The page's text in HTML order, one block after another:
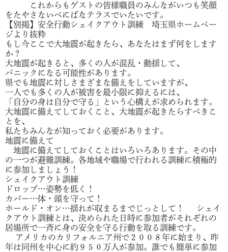
これからもゲストの皆様職員のみんながいつも笑顔
をたやさないべにばなテラスでいたいです。
【別掲】安全行動シェイクアウト訓練 埼玉県ホームペー
ジより抜粋
もし今ここで大地震が起きたら、あなたはまず何をします
か？
大地震が起きると、多くの人が混乱・動揺して、
パニックになる可能性があります。
県でも地震に対しさまざまな備えをしていますが、
一人でも多くの人が被害を最小限に抑えるには、
「自分の身は自分で守る」という心構えが求められます。
大地震に備えてしておくこと、大地震が起きたらすべきこ
とを、
私たちみんなが知っておく必要があります。
地震に備えて
地震に備えてしておくことはいろいろあります。その中
の一つが避難訓練。各地域や職場で行われる訓練に積極的
に参加しましょう！
シェイクアウト訓練
ドロップ…姿勢を低く！
カバー…体・頭を守って！
ホールド・オン…揺れが収まるまでじっとして！ シェイ
クアウト訓練とは、決められた日時に参加者がそれぞれの
居場所で一斉に身の安全を守る行動を取る訓練です。
アメリカのカリフォルニア州で２００８年に始まり、昨
年は同州を中心に約９５０万人が参加。誰でも簡単に参加